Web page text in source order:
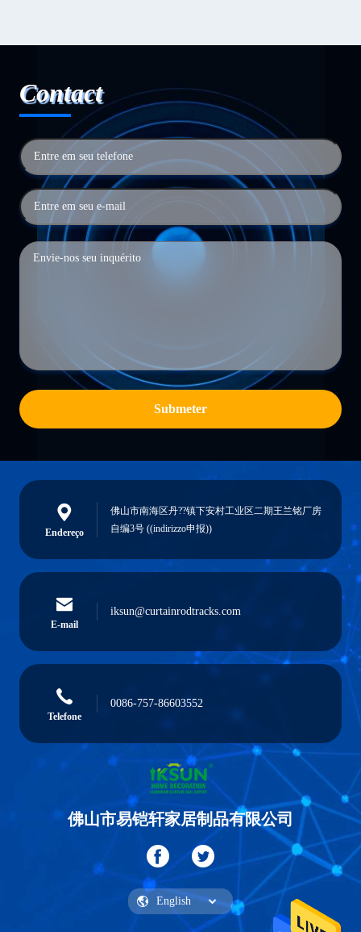
Contact
Submeter
Endereço
佛山市南海区丹??镇下安村工业区二期王兰铭厂房
自编3号 ((indirizzo申报))
E-mail
iksun@curtainrodtracks.com
Telefone
0086-757-86603552
佛山市易铠轩家居制品有限公司